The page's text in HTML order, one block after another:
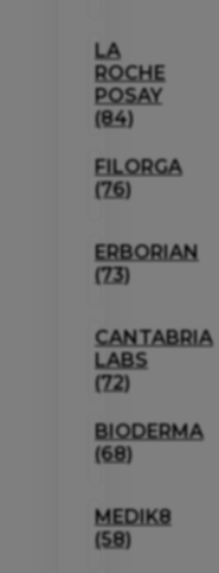
LA
ROCHE
POSAY
(84)
FILORGA
(76)
ERBORIAN
(73)
CANTABRIA
LABS
(72)
BIODERMA
(68)
MEDIK8
(58)